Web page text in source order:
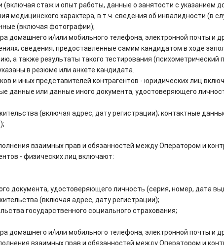
(включая стаж и опыт работы, данные о занятости с указанием
медицинского характера, в т.ч. сведения об инвалидности (в
(включая фотографии);
домашнего и/или мобильного телефона, электронной почты и
сведения, предоставленные самим кандидатом в ходе
а также результаты такого тестирования (психометрический
в резюме или анкете кандидата.
и иных представителей контрагентов - юридических лиц
данные или данные иного документа, удостоверяющего
(включая адрес, дату регистрации); контактные
взаимных прав и обязанностей между Оператором и
- физических лиц включают:
документа, удостоверяющего личность (серия, номер, дата
(включая адрес, дату регистрации);
государственного социального страхования;
домашнего и/или мобильного телефона, электронной почты и
взаимных прав и обязанностей между Оператором и